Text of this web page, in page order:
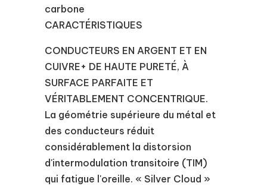
carbone
CARACTÉRISTIQUES
CONDUCTEURS EN ARGENT ET EN
CUIVRE+ DE HAUTE PURETÉ, À
SURFACE PARFAITE ET
VÉRITABLEMENT CONCENTRIQUE.
La géométrie supérieure du métal et
des conducteurs réduit
considérablement la distorsion
d'intermodulation transitoire (TIM)
qui fatigue l'oreille. « Silver Cloud »